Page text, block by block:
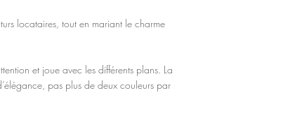
locataires, tout en mariant le charme
et joue avec les différents plans. La
pas plus de deux couleurs par